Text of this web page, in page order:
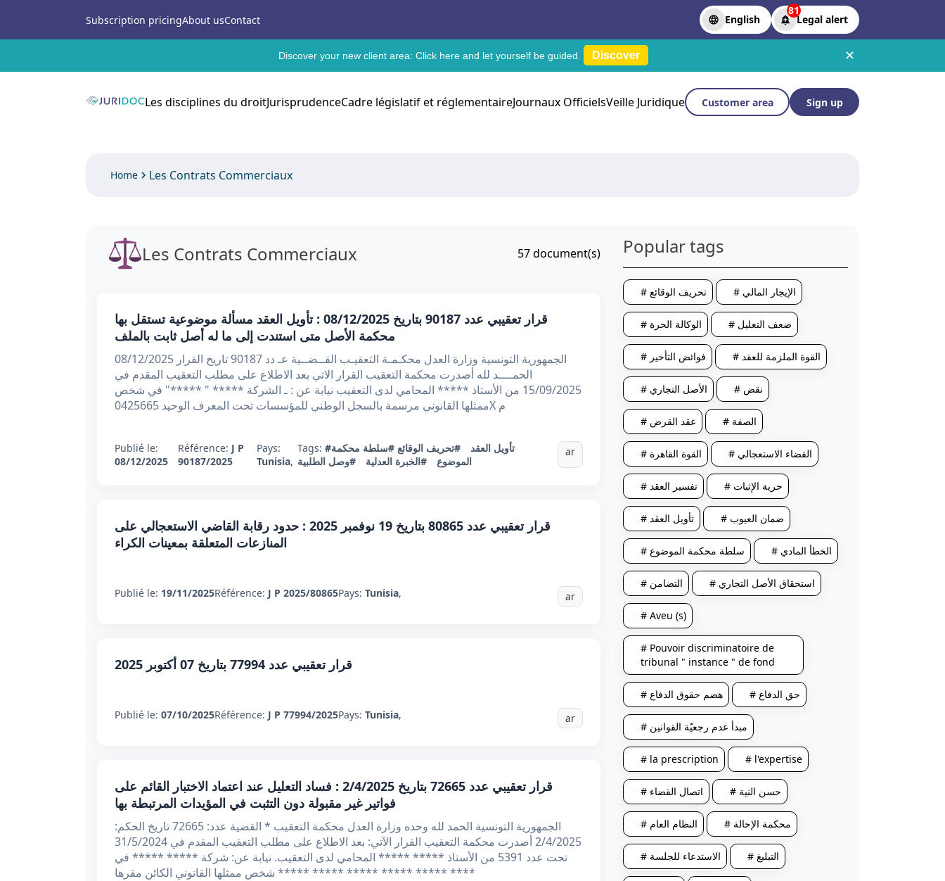
Subscription pricingAbout usContact English
81
Legal alert
Discover your new client area: Click here and let yourself be guided. Discover ✕
Les disciplines du droitJurisprudenceCadre législatif et réglementaireJournaux OfficielsVeille Juridique Customer area Sign up
Home Les Contrats Commerciaux
Les Contrats Commerciaux 57document(s)
قرار تعقيبي عدد 90187 بتاريخ 08/12/2025 : تأويل العقد مسألة موضوعية تستقل بها
محكمة الأصل متى استندت إلى ما له أصل ثابت بالملف
الجمهورية التونسية وزارة العدل محكـمـة التعقيـب القــضــية عـ دد 90187 تاريخ القرار 08/12/2025
الحمــــد لله أصدرت محكمة التعقيب القرار الاتي بعد الاطلاع على مطلب التعقيب المقدم في
15/09/2025 من الأستاذ ***** المحامي لدى التعقيب نيابة عن : ـ الشركة ***** " *****" في شخص
ممثلها القانوني مرسمة بالسجل الوطني للمؤسسات تحت المعرف الوحيد 0425665X م
Publié le:
08/12/2025
Référence: J P
90187/2025
Pays:
Tunisia,
Tags: #تأويل العقد #تحريف الوقائع #سلطة محكمة
الموضوع
#الخبرة العدلية #وصل الطلبية
ar
قرار تعقيبي عدد 80865 بتاريخ 19 نوفمبر 2025 : حدود رقابة القاضي الاستعجالي على
المنازعات المتعلقة بمعينات الكراء
Publié le: 19/11/2025Référence: J P 2025/80865Pays: Tunisia, ar
قرار تعقيبي عدد 77994 بتاريخ 07 أكتوبر 2025
Publié le: 07/10/2025Référence: J P 77994/2025Pays: Tunisia, ar
قرار تعقيبي عدد 72665 بتاريخ 2/4/2025 : فساد التعليل عند اعتماد الاختبار القائم على
فواتير غير مقبولة دون التثبت في المؤيدات المرتبطة بها
الجمهورية التونسية الحمد لله وحده وزارة العدل محكمة التعقيب * القضية عدد: 72665 تاريخ الحكم:
2/4/2025 أصدرت محكمة التعقيب القرار الآتي: بعد الاطلاع على مطلب التعقيب المقدم في 31/5/2024
تحت عدد 5391 من الأستاذ ***** ***** المحامي لدى التعقيب. نيابة عن: شركة ***** ***** في
شخص ممثلها القانوني الكائن مقرها ***** ***** ***** ***** ***** ****
Popular tags
# تحريف الوقائع # الإيجار المالي
# الوكالة الحرة # ضعف التعليل
# فوائض التأخير # القوة الملزمة للعقد
# الأصل التجاري # نقض
# عقد القرض # الصفة
# القوة القاهرة # القضاء الاستعجالي
# تفسير العقد # حرية الإثبات
# تأويل العقد # ضمان العيوب
# سلطة محكمة الموضوع # الخطأ المادي
# التضامن # استحقاق الأصل التجاري
# Aveu (s)
# Pouvoir discriminatoire de
tribunal " instance " de fond
# هضم حقوق الدفاع # حق الدفاع
# مبدأ عدم رجعيّة القوانين
# la prescription # l'expertise
# اتصال القضاء # حسن النية
# النظام العام # محكمة الإحالة
# الاستدعاء للجلسة # التبليغ